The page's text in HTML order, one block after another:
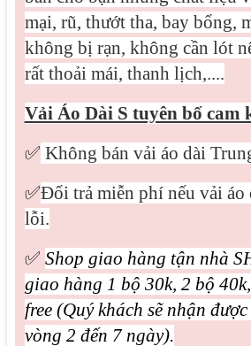
mại, rũ, thướt tha, bay bổng,
không bị rạn, không cần lót
rất thoải mái, thanh lịch,....
Vải Áo Dài S tuyên bố cam
✅ Không bán vải áo dài
✅Đổi trả miễn phí nếu vải áo
lỗi.
✅ Shop giao hàng tận nhà
giao hàng 1 bộ 30k, 2 bộ
free (Quý khách sẽ nhận
vòng 2 đến 7 ngày).